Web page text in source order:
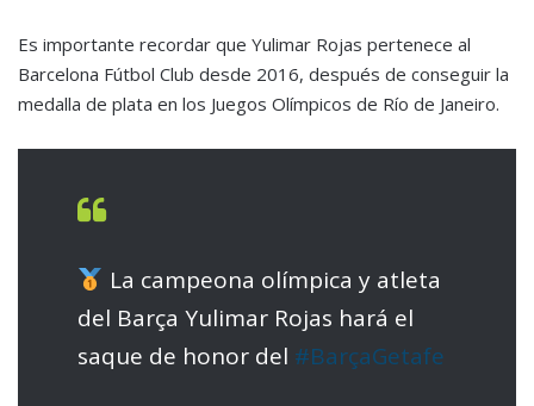
Es importante recordar que Yulimar Rojas pertenece al
Barcelona Fútbol Club desde 2016, después de conseguir la
medalla de plata en los Juegos Olímpicos de Río de Janeiro.
La campeona olímpica y atleta
del Barça Yulimar Rojas hará el
saque de honor del #BarçaGetafe